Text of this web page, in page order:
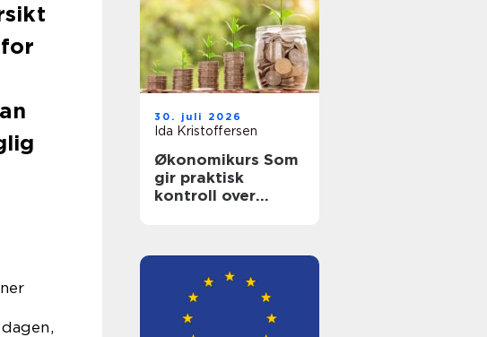
30. juli 2026
Ida Kristoffersen
Økonomikurs Som
gir praktisk
kontroll over